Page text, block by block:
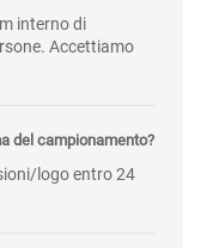
interno di
Accettiamo
del campionamento?
logo entro 24